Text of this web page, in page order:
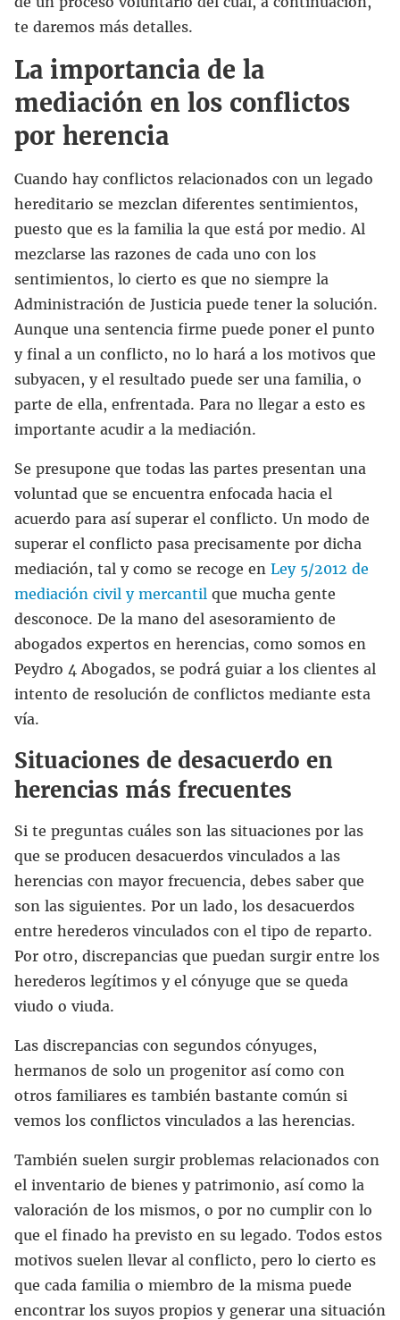
te daremos más detalles.
La importancia de la
mediación en los conflictos
por herencia
Cuando hay conflictos relacionados con un legado
hereditario se mezclan diferentes sentimientos,
puesto que es la familia la que está por medio. Al
mezclarse las razones de cada uno con los
sentimientos, lo cierto es que no siempre la
Administración de Justicia puede tener la solución.
Aunque una sentencia firme puede poner el punto
y final a un conflicto, no lo hará a los motivos que
subyacen, y el resultado puede ser una familia, o
parte de ella, enfrentada. Para no llegar a esto es
importante acudir a la mediación.
Se presupone que todas las partes presentan una
voluntad que se encuentra enfocada hacia el
acuerdo para así superar el conflicto. Un modo de
superar el conflicto pasa precisamente por dicha
mediación, tal y como se recoge en Ley 5/2012 de
mediación civil y mercantil que mucha gente
desconoce. De la mano del asesoramiento de
abogados expertos en herencias, como somos en
Peydro 4 Abogados, se podrá guiar a los clientes al
intento de resolución de conflictos mediante esta
vía.
Situaciones de desacuerdo en
herencias más frecuentes
Si te preguntas cuáles son las situaciones por las
que se producen desacuerdos vinculados a las
herencias con mayor frecuencia, debes saber que
son las siguientes. Por un lado, los desacuerdos
entre herederos vinculados con el tipo de reparto.
Por otro, discrepancias que puedan surgir entre los
herederos legítimos y el cónyuge que se queda
viudo o viuda.
Las discrepancias con segundos cónyuges,
hermanos de solo un progenitor así como con
otros familiares es también bastante común si
vemos los conflictos vinculados a las herencias.
También suelen surgir problemas relacionados con
el inventario de bienes y patrimonio, así como la
valoración de los mismos, o por no cumplir con lo
que el finado ha previsto en su legado. Todos estos
motivos suelen llevar al conflicto, pero lo cierto es
que cada familia o miembro de la misma puede
encontrar los suyos propios y generar una situación